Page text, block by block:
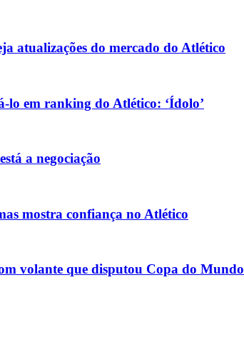
atualizações do mercado do Atlético
lo em ranking do Atlético: ‘Ídolo’
a negociação
mostra confiança no Atlético
volante que disputou Copa do Mundo